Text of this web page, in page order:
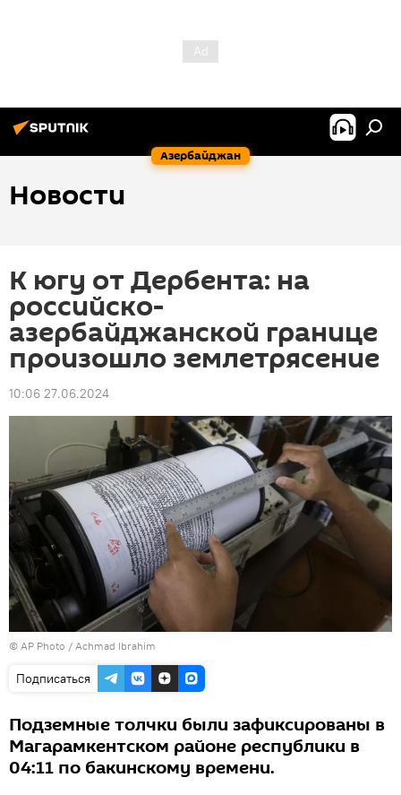
Азербайджан
Новости
К югу от Дербента: на
российско-
азербайджанской границе
произошло землетрясение
10:06 27.06.2024
© AP Photo / Achmad Ibrahim
Подписаться
Подземные толчки были зафиксированы в
Магарамкентском районе республики в
04:11 по бакинскому времени.